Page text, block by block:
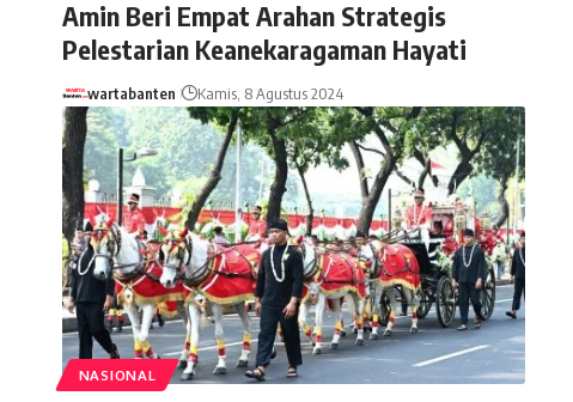
Amin Beri Empat Arahan Strategis
Pelestarian Keanekaragaman Hayati
wartabanten Kamis, 8 Agustus 2024
NASIONAL